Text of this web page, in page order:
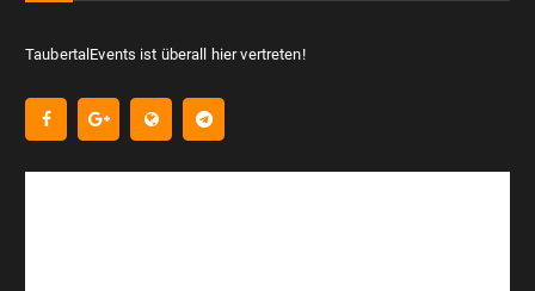
TaubertalEvents ist überall hier vertreten!